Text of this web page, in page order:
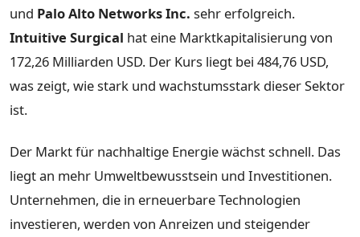
und Palo Alto Networks Inc. sehr erfolgreich.
Intuitive Surgical hat eine Marktkapitalisierung von
172,26 Milliarden USD. Der Kurs liegt bei 484,76 USD,
was zeigt, wie stark und wachstumsstark dieser Sektor
ist.
Der Markt für nachhaltige Energie wächst schnell. Das
liegt an mehr Umweltbewusstsein und Investitionen.
Unternehmen, die in erneuerbare Technologien
investieren, werden von Anreizen und steigender